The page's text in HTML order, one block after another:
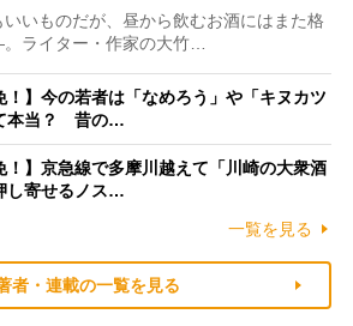
いものだが、昼から飲むお酒にはまた格
ライター・作家の大竹…
！】今の若者は「なめろう」や「キヌカツ
本当？ 昔の…
！】京急線で多摩川越えて「川崎の大衆酒
寄せるノス…
一覧を見る
者・連載の一覧を見る